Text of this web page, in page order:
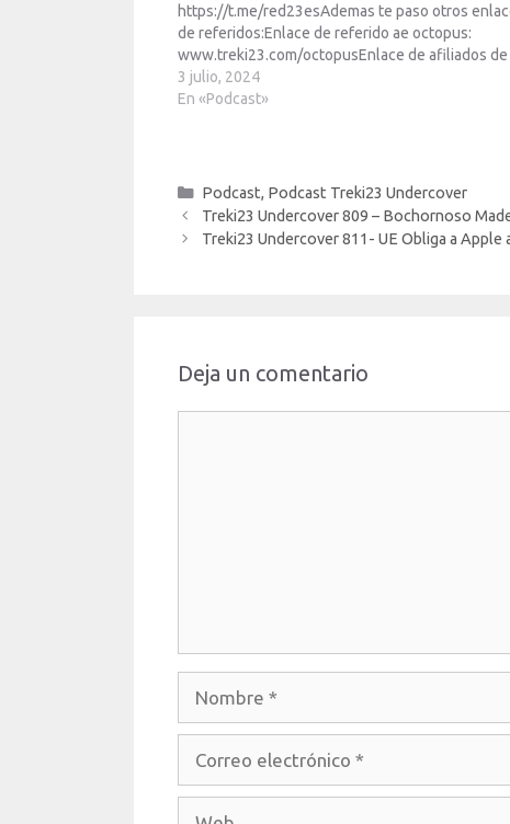
https://t.me/red23esAdemas te paso otros
de referidos:Enlace de referido ae octopus:
www.treki23.com/octopusEnlace de afiliados de
Amazon: https://www.treki23.com/amazonEnlace
de afiliados de Meta Quest:
episodio en tu…
3 julio, 2024
En «Podcast»
Categorías
Podcast, Podcast Treki23 Undercover
Treki23 Undercover 809 – Bochornoso
Treki23 Undercover 811- UE Obliga a
Deja un comentario
electrónico